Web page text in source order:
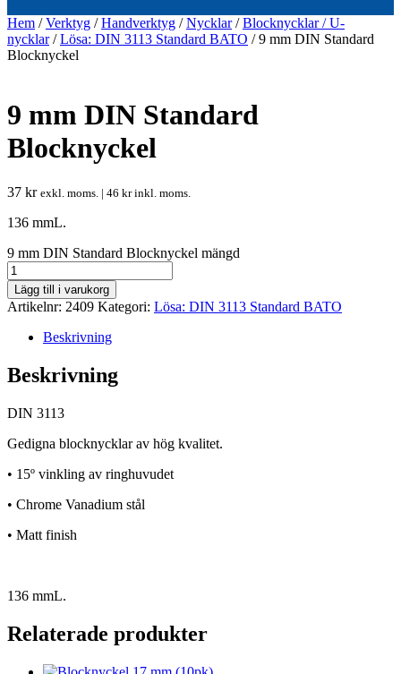
Hem /Verktyg /Handverktyg /Nycklar/Blocknycklar / U-
nycklar/Lösa: DIN 3113 Standard BATO / 9 mm DIN Standard
Blocknyckel
9 mm DIN Standard
Blocknyckel
37 kr exkl. moms. | 46 krinkl. moms.
136 mmL.
9 mm DIN Standard Blocknyckel mängd
Lägg till i varukorg
Artikelnr: 2409 Kategori: Lösa: DIN 3113 Standard BATO
Beskrivning
Beskrivning
DIN 3113
Gedigna blocknycklar av hög kvalitet.
• 15º vinkling av ringhuvudet
• Chrome Vanadium stål
• Matt finish
136 mmL.
Relaterade produkter